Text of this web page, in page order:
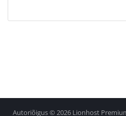
Autoriõigus © 2026 Lionhost